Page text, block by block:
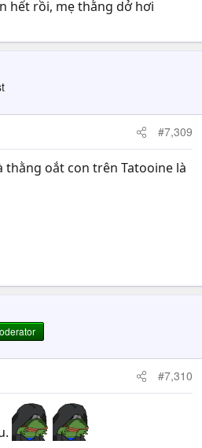
hết rồi, mẹ thằng dở hơi
#7,309
thằng oắt con trên Tatooine là
#7,310